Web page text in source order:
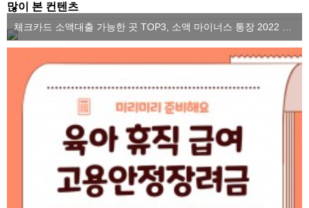
많이 본 컨텐츠
체크카드 소액대출 가능한 곳 TOP3, 소액 마이너스 통장 2022 ver.